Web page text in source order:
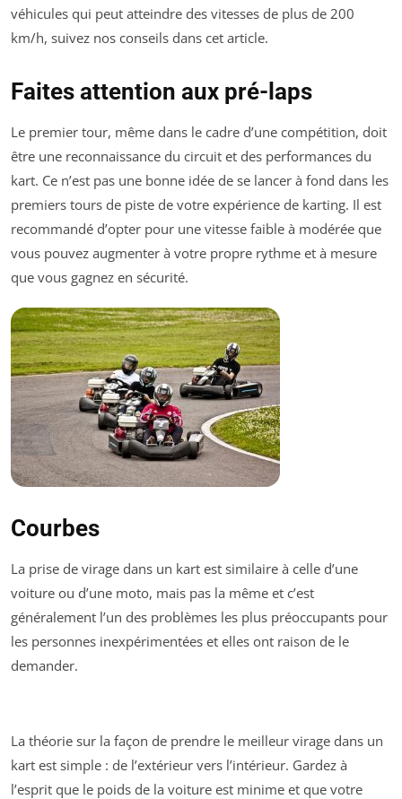
véhicules qui peut atteindre des vitesses de plus de 200
km/h, suivez nos conseils dans cet article.
Faites attention aux pré-laps
Le premier tour, même dans le cadre d’une compétition, doit
être une reconnaissance du circuit et des performances du
kart. Ce n’est pas une bonne idée de se lancer à fond dans les
premiers tours de piste de votre expérience de karting. Il est
recommandé d’opter pour une vitesse faible à modérée que
vous pouvez augmenter à votre propre rythme et à mesure
que vous gagnez en sécurité.
Courbes
La prise de virage dans un kart est similaire à celle d’une
voiture ou d’une moto, mais pas la même et c’est
généralement l’un des problèmes les plus préoccupants pour
les personnes inexpérimentées et elles ont raison de le
demander.
La théorie sur la façon de prendre le meilleur virage dans un
kart est simple : de l’extérieur vers l’intérieur. Gardez à
l’esprit que le poids de la voiture est minime et que votre